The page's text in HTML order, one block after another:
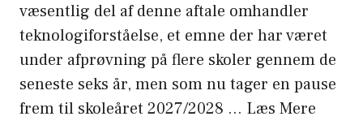
væsentlig del af denne aftale omhandler
teknologiforståelse, et emne der har været
under afprøvning på flere skoler gennem de
seneste seks år, men som nu tager en pause
frem til skoleåret 2027/2028 … Læs Mere